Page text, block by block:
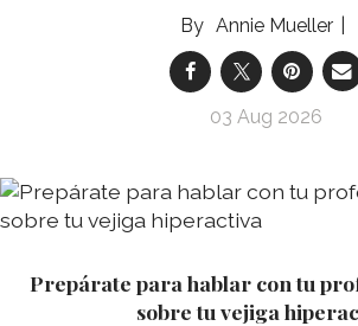
Annie Mueller
03 Aug 2026
Prepárate para hablar con tu
sobre tu vejiga